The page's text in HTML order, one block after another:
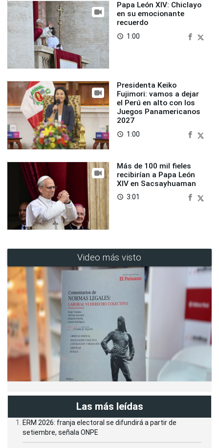
Papa León XIV: Chiclayo
en su emocionante
recuerdo
access_time 1:00
Presidenta Keiko
Fujimori: vamos a dejar
el Perú en alto con los
Juegos Panamericanos
2027
access_time 1:00
Más de 100 mil fieles
recibirían a Papa León
XIV en Sacsayhuaman
access_time 3:01
Video más visto
Las más leídas
ERM 2026: franja electoral se difundirá a partir de
setiembre, señala ONPE